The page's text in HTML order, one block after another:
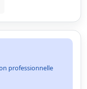
professionnelle